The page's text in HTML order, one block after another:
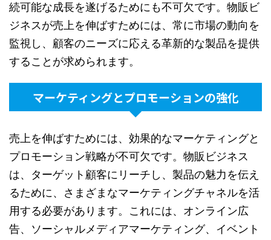
続可能な成長を遂げるためにも不可欠です。物販ビ
ジネスが売上を伸ばすためには、常に市場の動向を
監視し、顧客のニーズに応える革新的な製品を提供
することが求められます。
マーケティングとプロモーションの強化
売上を伸ばすためには、効果的なマーケティングと
プロモーション戦略が不可欠です。物販ビジネス
は、ターゲット顧客にリーチし、製品の魅力を伝え
るために、さまざまなマーケティングチャネルを活
用する必要があります。これには、オンライン広
告、ソーシャルメディアマーケティング、イベント